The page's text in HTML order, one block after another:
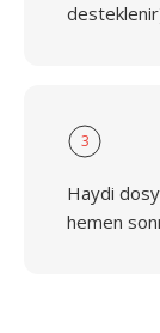
3
Haydi
hemen